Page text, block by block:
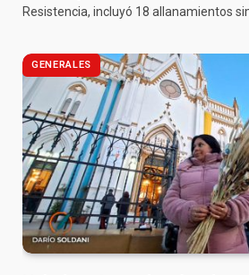
Resistencia, incluyó 18 allanamientos
GENERALES